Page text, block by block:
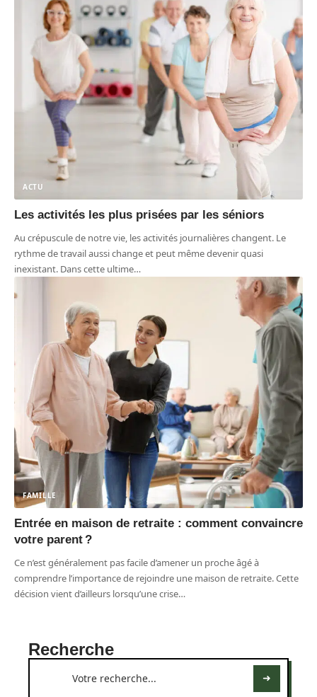
ACTU
Les activités les plus prisées par les séniors
Au crépuscule de notre vie, les activités journalières changent. Le
rythme de travail aussi change et peut même devenir quasi
inexistant. Dans cette ultime…
FAMILLE
Entrée en maison de retraite : comment convaincre
votre parent ?
Ce n’est généralement pas facile d’amener un proche âgé à
comprendre l’importance de rejoindre une maison de retraite. Cette
décision vient d’ailleurs lorsqu’une crise…
Recherche